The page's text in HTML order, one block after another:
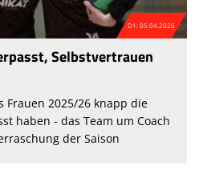
D1: 05.04.2026
Selbstvertrauen
Frauen 2025/26 knapp die
haben - das Team um Coach
der Saison